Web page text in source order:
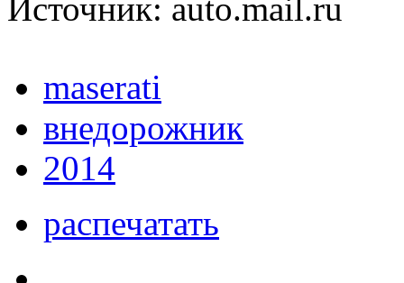
Источник: auto.mail.ru
maserati
внедорожник
2014
распечатать